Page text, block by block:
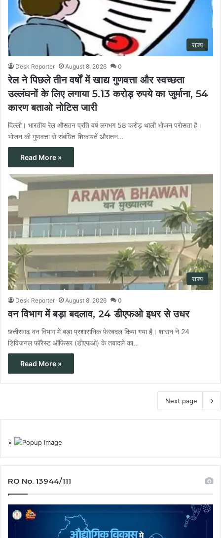
राज्य
Desk Reporter August 8, 2026 0
रेल ने पिछले तीन वर्षों में खाद्य गुणवत्ता और स्वच्छता
उल्लंघनों के लिए लगाया 5.13 करोड़ रुपये का जुर्माना, 54
कारण बताओ नोटिस जारी
दिल्ली। भारतीय रेल औसतन प्रति वर्ष लगभग 58 करोड़ थाली भोजन परोसता है।
भोजन की गुणवत्ता से संबंधित शिकायतें औसतन…
Read More »
राज्य
Desk Reporter August 8, 2026 0
वन विभाग में बड़ा बदलाव, 24 डीएफओ इधर से उधर
छत्तीसगढ़ वन विभाग में बड़ा प्रशासनिक फेरबदल किया गया है। शासन ने 24
डिविजनल फॉरेस्ट ऑफिसर (डीएफओ) के तबादले का…
Read More »
Next page
×
RO No. 13944/111